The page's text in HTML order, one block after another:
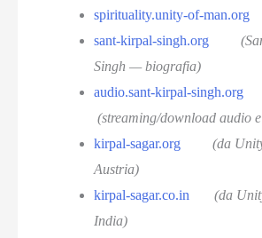
spirituality.unity-of-man.org
sant-kirpal-singh.org
Singh — biografia)
audio.sant-kirpal-singh.org
(streaming/download audio
kirpal-sagar.org
(da
Austria)
kirpal-sagar.co.in
(da
India)